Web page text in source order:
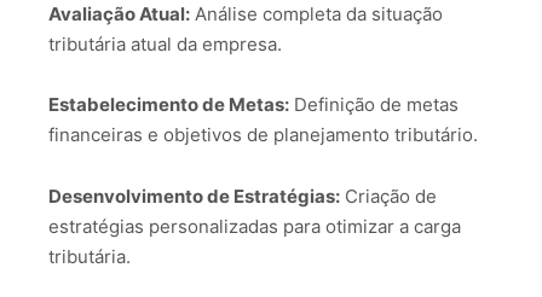
Avaliação Atual: Análise completa da situação
tributária atual da empresa.
Estabelecimento de Metas: Definição de metas
financeiras e objetivos de planejamento tributário.
Desenvolvimento de Estratégias: Criação de
estratégias personalizadas para otimizar a carga
tributária.